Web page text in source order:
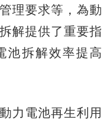
理要求等，為動
解提供了重要指
池拆解效率提高
電池再生利用